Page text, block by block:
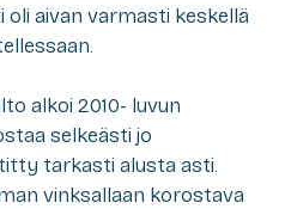
aivan varmasti keskellä
alkoi 2010- luvun
selkeästi jo
tarkasti alusta asti.
vinksallaan korostava